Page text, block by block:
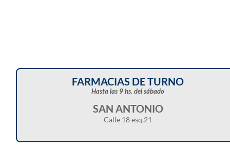
FARMACIAS DE TURNO
Hasta las 9 hs. del sábado
SAN ANTONIO
Calle 18 esq.21